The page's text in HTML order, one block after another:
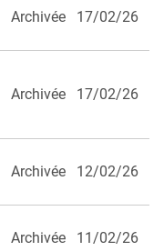
Archivée 17/02/26
Archivée 17/02/26
Archivée 12/02/26
Archivée 11/02/26